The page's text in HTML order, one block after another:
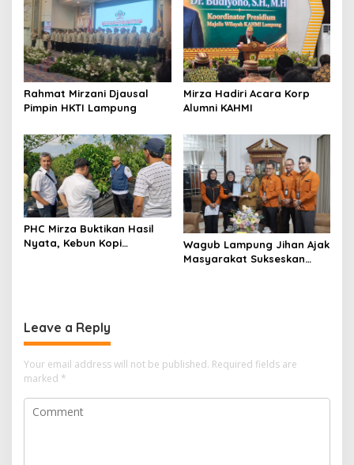
Rahmat Mirzani Djausal
Pimpin HKTI Lampung
Mirza Hadiri Acara Korp
Alumni KAHMI
PHC Mirza Buktikan Hasil
Nyata, Kebun Kopi
Wagub Lampung Jihan Ajak
Masyarakat Sukseskan
Leave a Reply
Your email address will not be published. Required fields are
marked *